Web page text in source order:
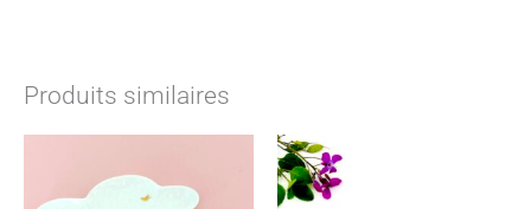
Produits similaires